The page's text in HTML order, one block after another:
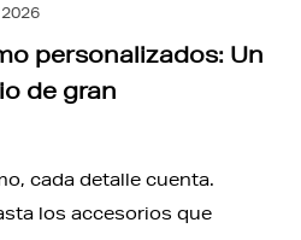
personalizados: Un
de gran
cada detalle cuenta.
los accesorios que